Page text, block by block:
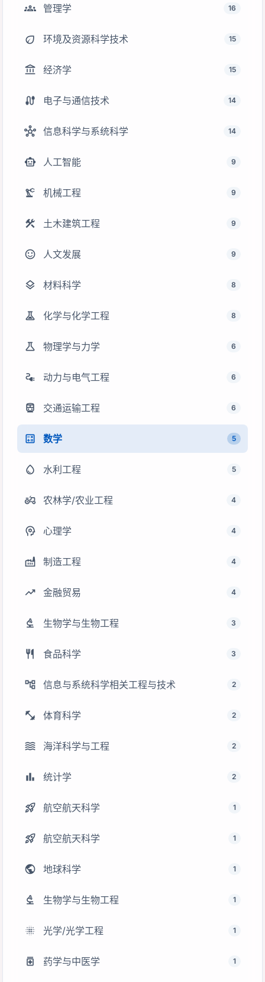
groups 管理学 16
eco 环境及资源科学技术 15
account_balance 经济学 15
cable 电子与通信技术 14
hub 信息科学与系统科学 14
smart_toy 人工智能 9
precision_manufacturing 机械工程 9
construction 土木建筑工程 9
sentiment_satisfied 人文发展 9
layers 材料科学 8
experiment 化学与化学工程 8
science 物理学与力学 6
electrical_services 动力与电气工程 6
directions_transit 交通运输工程 6
calculate 数学 5
water_drop 水利工程 5
agriculture 农林学/农业工程 4
psychology 心理学 4
factory 制造工程 4
trending_up 金融贸易 4
biotech 生物学与生物工程 3
restaurant 食品科学 3
account_tree 信息与系统科学相关工程与技术 2
fitness_center 体育科学 2
waves 海洋科学与工程 2
bar_chart 统计学 2
rocket_launch 航空航天科学 1
rocket_launch 航空航天科学 1
public 地球科学 1
biotech 生物学与生物工程 1
lens_blur 光学/光学工程 1
medication 药学与中医学 1